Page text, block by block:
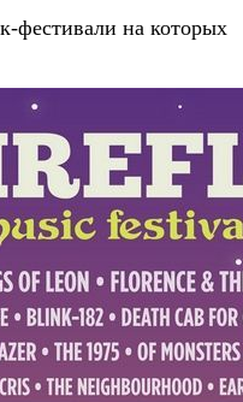
фестивали на которых